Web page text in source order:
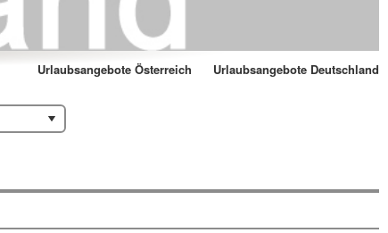
Urlaubsangebote Österreich Urlaubsangebote Deutschland